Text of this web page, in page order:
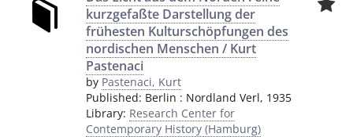
kurzgefaßte Darstellung der
frühesten Kulturschöpfungen des
nordischen Menschen / Kurt
Pastenaci
by Pastenaci, Kurt
Published: Berlin : Nordland Verl, 1935
Library: Research Center for
Contemporary History (Hamburg)